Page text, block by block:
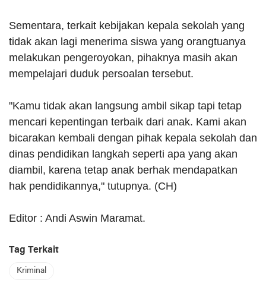
Sementara, terkait kebijakan kepala sekolah yang
tidak akan lagi menerima siswa yang orangtuanya
melakukan pengeroyokan, pihaknya masih akan
mempelajari duduk persoalan tersebut.
"Kamu tidak akan langsung ambil sikap tapi tetap
mencari kepentingan terbaik dari anak. Kami akan
bicarakan kembali dengan pihak kepala sekolah dan
dinas pendidikan langkah seperti apa yang akan
diambil, karena tetap anak berhak mendapatkan
hak pendidikannya," tutupnya. (CH)
Editor : Andi Aswin Maramat.
Tag Terkait
Kriminal